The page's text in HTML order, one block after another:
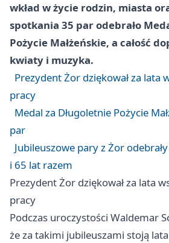
wkład w życie rodzin, miasta
spotkania 35 par odebrało
Pożycie Małżeńskie, a całość
kwiaty i muzyka.
Prezydent Żor dziękował za lata
pracy
Medal za Długoletnie Pożycie
par
Jubileuszowe pary z Żor
i 65 lat razem
Prezydent Żor dziękował za lata
pracy
Podczas uroczystości Waldemar
że za takimi jubileuszami stoją lata